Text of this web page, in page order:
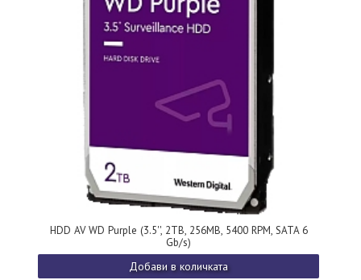
HDD AV WD Purple (3.5'', 2TB, 256MB, 5400 RPM, SATA 6
Gb/s)
Добави в количката